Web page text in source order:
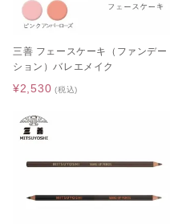
三善 フェースケーキ（ファンデー
ション）バレエメイク
¥2,530 (税込)